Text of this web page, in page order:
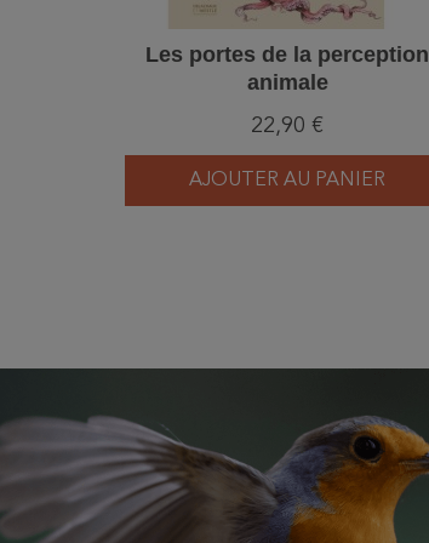
Les portes de la perception
animale
22,90 €
AJOUTER AU PANIER